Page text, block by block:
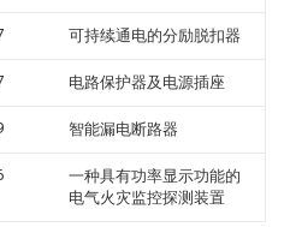
可持续通电的分励脱扣器
电路保护器及电源插座
智能漏电断路器
一种具有功率显示功能的
电气火灾监控探测装置